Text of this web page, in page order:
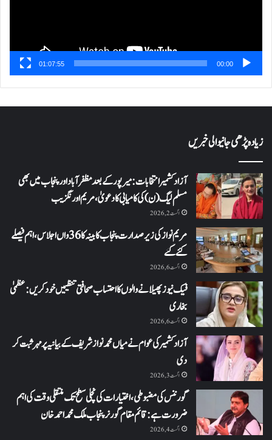
00:00
01:07:55
زیادہ پڑھی جانیوالی خبریں
آزاد کشمیر انتخابات: میرپور کے بعد مظفرآباد اور پنجاب میں بھی
مسلم لیگ (ن) کی کامیابی کا دعویٰ، مریم اورنگزیب
اگست 2, 2026
مریم نواز کی زیر صدارت پنجاب کابینہ کا 36واں اجلاس،اہم فیصلے
کئے گئے
اگست 6, 2026
فیک نیوز پھیلانے والوں کا احتساب صحافتی تنظیمیں خود کریں: عظمیٰ
بخاری
اگست 6, 2026
آزاد کشمیر کی عوام نے میاں محمد نواز شریف کے بیانیہ پر مہر ثبت کر
دی
اگست 3, 2026
گورننس کی مضبوطی، اختیارات کی نچلی سطح تک منتقلی وقت کی اہم
ضرورت ہے: قائم مقام گورنر پنجاب ملک محمد احمد خان
اگست 4, 2026